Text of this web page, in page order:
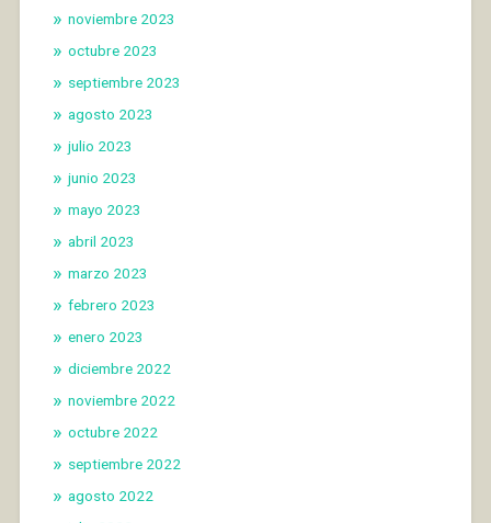
noviembre 2023
octubre 2023
septiembre 2023
agosto 2023
julio 2023
junio 2023
mayo 2023
abril 2023
marzo 2023
febrero 2023
enero 2023
diciembre 2022
noviembre 2022
octubre 2022
septiembre 2022
agosto 2022